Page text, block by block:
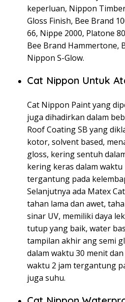
keperluan, Nippon
Gloss Finish, Bee Brand
66, Nippe 2000, Platone
Bee Brand Hammertone,
Nippon S-Glow.
Cat Nippon Untuk
Cat Nippon Paint yang
juga dihadirkan dalam
Roof Coating SB yang
kotor, solvent based,
gloss, kering sentuh
kering keras dalam waktu
tergantung pada
Selanjutnya ada Matex
tahan lama dan awet,
sinar UV, memiliki daya
tutup yang baik, water
tampilan akhir ang semi
dalam waktu 30 menit
waktu 2 jam tergantung
juga suhu.